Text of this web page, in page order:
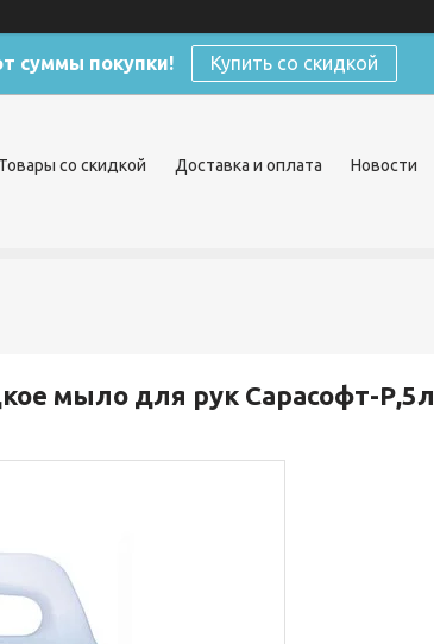
суммы покупки! Купить со скидкой
Товары со скидкой Доставка и оплата Новости
мыло для рук Сарасофт-Р,5л